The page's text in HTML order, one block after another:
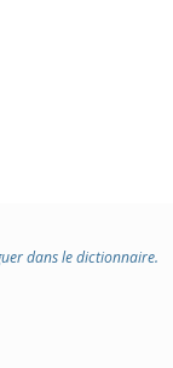
dans le dictionnaire.